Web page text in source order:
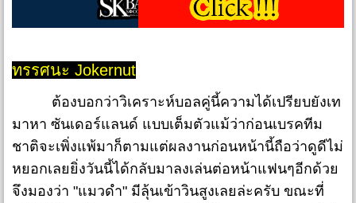
ทรรศนะ Jokernut
ต้องบอกว่าวิเคราะห์บอลคู่นี้ความได้เปรียบยังเท
มาหา ซันเดอร์แลนด์ แบบเต็มตัวแม้ว่าก่อนเบรคทีม
ชาติจะเพิ่งแพ้มาก็ตามแต่ผลงานก่อนหน้านี้ถือว่าดูดีไม่
หยอกเลยยิ่งวันนี้ได้กลับมาลงเล่นต่อหน้าแฟนๆอีกด้วย
จึงมองว่า "แมวดำ" มีลุ้นเข้าวินสูงเลยล่ะครับ ขณะที่